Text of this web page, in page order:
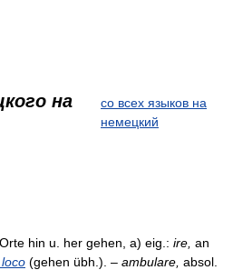
на
со всех языков на
немецкий
hin u. her gehen, a) eig.: ire, an
(gehen übh.). – ambulare, absol.